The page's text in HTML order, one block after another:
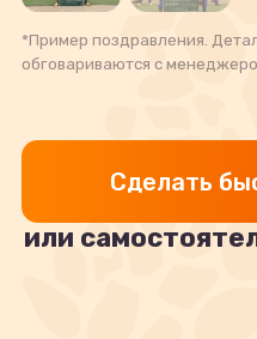
*Пример поздравления.
обговариваются с
Сделать
или